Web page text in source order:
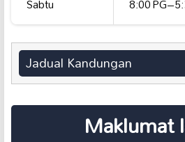
Sabtu 8:00
Jadual Kandungan
Maklumat